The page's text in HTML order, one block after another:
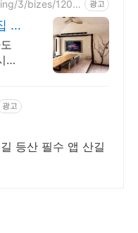
3/bizes/1203
광고
해
네
적
광고
등산 필수 앱 산길